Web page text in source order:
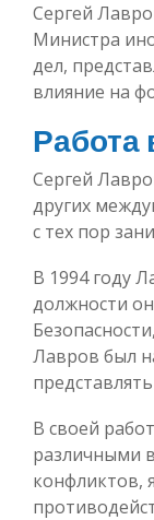
Сергей
Министра
дел,
влияние на
Сергей
других
с тех пор
В 1994 году
должности
Лавров был
В своей
различными
конфликтов,